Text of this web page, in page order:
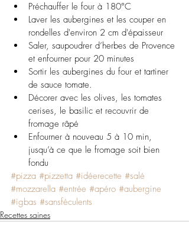
Préchauffer le four à 180°C
Laver les aubergines et les couper en
rondelles d'environ 2 cm d'épaisseur
Saler, saupoudrer d’herbes de Provence
et enfourner pour 20 minutes
Sortir les aubergines du four et tartiner
de sauce tomate.
Décorer avec les olives, les tomates
cerises, le basilic et recouvrir de
fromage râpé
Enfourner à nouveau 5 à 10 min,
jusqu’à ce que le fromage soit bien
fondu
#pizza #pizzetta #idéerecette #salé
#mozzarella #entrée #apéro #aubergine
#igbas #sansféculents
Recettes saines